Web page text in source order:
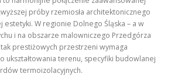
próby rzemiosła architektonicznego
W regionie Dolnego Śląska – a w
i na obszarze malowniczego Przedgórza
prestiżowych przestrzeni wymaga
ukształtowania terenu, specyfiki budowlanej
termoizolacyjnych.